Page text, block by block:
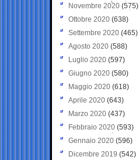
Novembre 2020 (575)
Ottobre 2020 (638)
Settembre 2020(465)
Agosto 2020 (588)
Luglio 2020 (597)
Giugno 2020 (580)
Maggio 2020 (618)
Aprile 2020 (643)
Marzo 2020 (437)
Febbraio 2020 (593)
Gennaio 2020 (596)
Dicembre 2019 (542)